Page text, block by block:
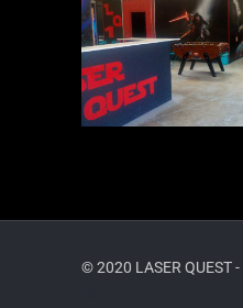
© 2020 LASER QUEST -